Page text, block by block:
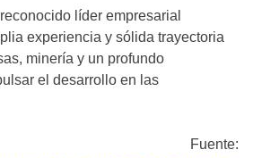
líder empresarial
experiencia y sólida trayectoria
minería y un profundo
el desarrollo en las
Fuente: